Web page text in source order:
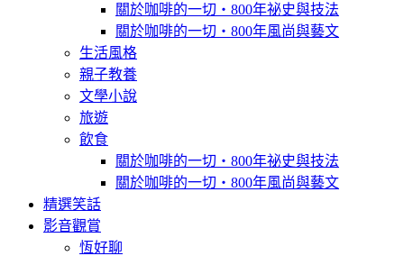
關於咖啡的一切‧800年祕史與技法
關於咖啡的一切‧800年風尚與藝文
生活風格
親子教養
文學小說
旅遊
飲食
關於咖啡的一切‧800年祕史與技法
關於咖啡的一切‧800年風尚與藝文
精選笑話
影音觀賞
恆好聊